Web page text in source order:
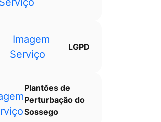
LGPD
Plantões de
Perturbação do
Sossego